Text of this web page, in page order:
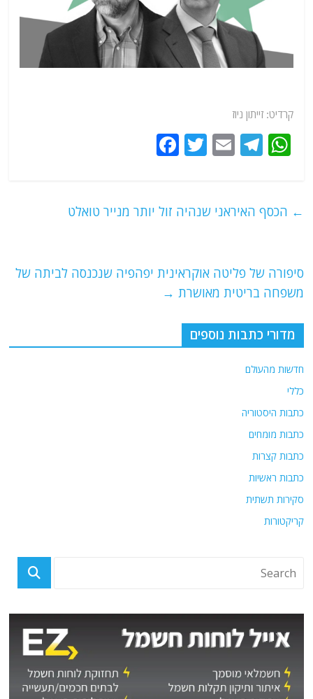
קרדיט: זייתון ניוז
W
s
p
T
g
E
l
T
er
e
o
← הכסף האיראני שנהיה זול יותר מנייר טואלט
סיפורה של פליטה אוקראינית יפהפיה שנכנסה לביתה של
משפחה בריטית מאושרת →
מדורי כתבות נוספים
חדשות מהעולם
כללי
כתבות היסטוריה
כתבות מומחים
כתבות קצרות
כתבות ראשיות
סקירות תשתית
קריקטורות